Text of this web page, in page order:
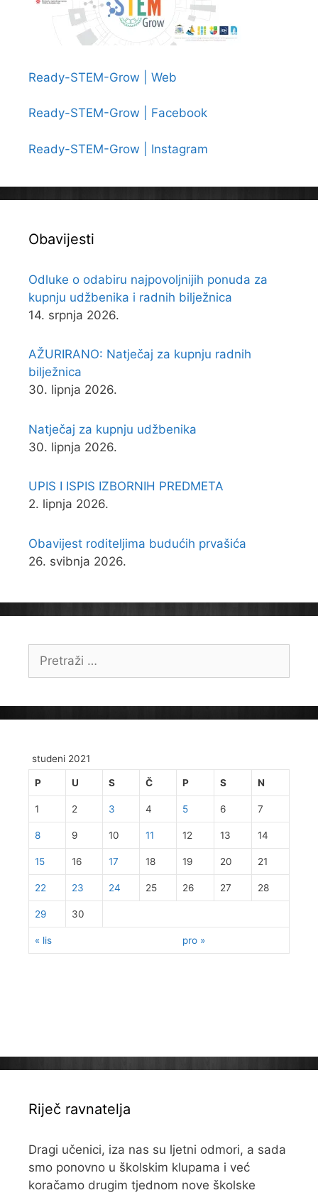
Ready-STEM-Grow | Web
Ready-STEM-Grow | Facebook
Ready-STEM-Grow | Instagram
Obavijesti
Odluke o odabiru najpovoljnijih ponuda za
kupnju udžbenika i radnih bilježnica
14. srpnja 2026.
AŽURIRANO: Natječaj za kupnju radnih
bilježnica
30. lipnja 2026.
Natječaj za kupnju udžbenika
30. lipnja 2026.
UPIS I ISPIS IZBORNIH PREDMETA
2. lipnja 2026.
Obavijest roditeljima budućih prvašića
26. svibnja 2026.
studeni 2021
P U S Č P S N
« lis pro »
1 2 3 4 5 6 7
8 9 10 11 12 13 14
15 16 17 18 19 20 21
22 23 24 25 26 27 28
29 30
Riječ ravnatelja
Dragi učenici, iza nas su ljetni odmori, a sada
smo ponovno u školskim klupama i već
koračamo drugim tjednom nove školske